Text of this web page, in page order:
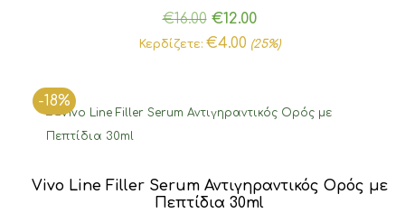
€16.00 Original
price
€12.00Η
τρέχουσα
€12.00.
Κερδίζετε: €4.00 (25%)
-18%
Vivo Line Filler Serum Αντιγηραντικός Ορός με
Πεπτίδια 30ml